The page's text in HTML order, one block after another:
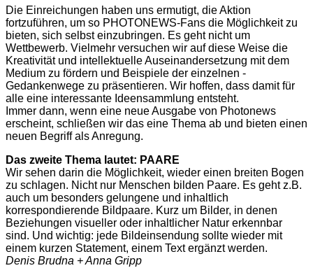
Die Einreichungen ­haben uns ermutigt, die Aktion
fortzuführen, um so PHOTONEWS-Fans die Möglichkeit zu
bieten, sich selbst einzubringen. Es geht nicht um
Wettbewerb. Vielmehr versuchen wir auf diese Weise die
Kreativität und intellektuelle Auseinandersetzung mit dem
Medium zu ­fördern und Beispiele der einzelnen ­
Gedankenwege zu präsentieren. Wir hoffen, dass damit für
alle eine interessante Ideensammlung entsteht.
Immer dann, wenn eine neue Ausgabe von Photonews
erscheint, schließen wir das eine Thema ab und bieten einen
neuen Begriff als Anregung.
Das zweite Thema lautet: PAARE
Wir sehen darin die Möglichkeit, wieder einen breiten Bogen
zu schlagen. Nicht nur Menschen bilden Paare. Es geht z.B.
auch um besonders gelungene und inhaltlich
korrespondierende Bildpaare. Kurz um Bilder, in denen
Beziehungen visueller oder inhaltlicher Natur erkenn­bar
sind. Und wichtig: jede Bildeinsendung sollte wieder mit
einem kurzen Statement, einem Text ergänzt werden.
Denis Brudna + Anna Gripp